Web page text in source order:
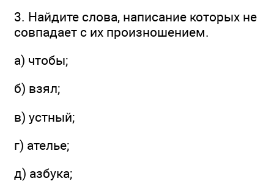
3. Найдите слова, написание которых не
совпадает с их произношением.
а) чтобы;
б) взял;
в) устный;
г) ателье;
д) азбука;